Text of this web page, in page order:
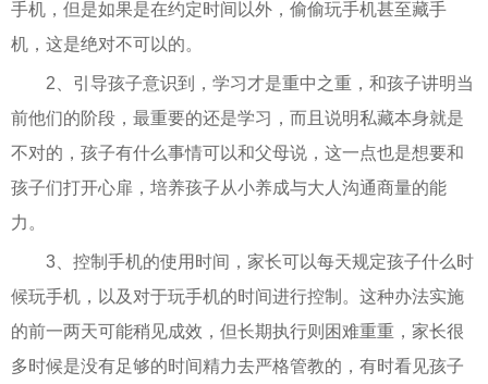
手机，但是如果是在约定时间以外，偷偷玩手机甚至藏手
机，这是绝对不可以的。
2、引导孩子意识到，学习才是重中之重，和孩子讲明当
前他们的阶段，最重要的还是学习，而且说明私藏本身就是
不对的，孩子有什么事情可以和父母说，这一点也是想要和
孩子们打开心扉，培养孩子从小养成与大人沟通商量的能
力。
3、控制手机的使用时间，家长可以每天规定孩子什么时
候玩手机，以及对于玩手机的时间进行控制。这种办法实施
的前一两天可能稍见成效，但长期执行则困难重重，家长很
多时候是没有足够的时间精力去严格管教的，有时看见孩子